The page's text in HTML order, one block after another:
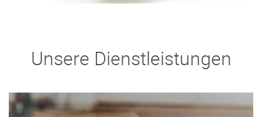
Unsere Dienstleistungen